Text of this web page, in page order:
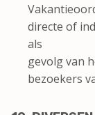
directe of
als
gevolg van
bezoekers